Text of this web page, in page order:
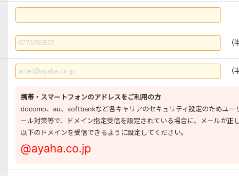
（
（
携帯・スマートフォンのアドレスをご利用の方
docomo、au、softbankなど各キャリアのセキュリティ設定のためユー
ール対策等で、ドメイン指定受信を設定されている場合に、メールが正
以下のドメインを受信できるように設定してください。
@ayaha.co.jp